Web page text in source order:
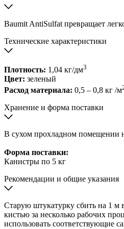
Baumit AntiSulfat превращает
Технические характеристики
Плотность: 1,04 кг/дм3
Цвет: зеленый
Расход материала: 0,5 – 0,8 кг /м
Хранение и форма поставки
В сухом прохладном помещении
Форма поставки:
Канистры по 5 кг
Рекомендации и общие указания
Старую штукатурку сбить на 1
кистью за несколько рабочих
использовать соответствующие